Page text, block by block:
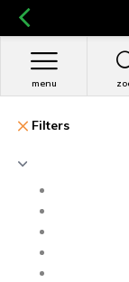
menu
Filters